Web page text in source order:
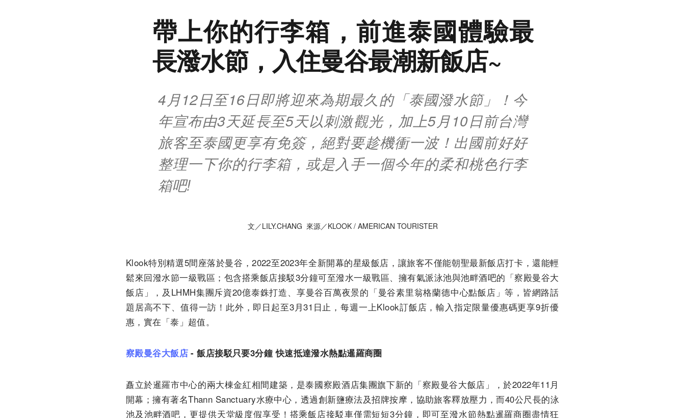
帶上你的行李箱，前進泰國體驗最
長潑水節，入住曼谷最潮新飯店~
4月12日至16日即將迎來為期最久的「泰國潑水節」！今
年宣布由3天延長至5天以刺激觀光，加上5月10日前台灣
旅客至泰國更享有免簽，絕對要趁機衝一波！出國前好好
整理一下你的行李箱，或是入手一個今年的柔和桃色行李
箱吧!
文／LILY.CHANG 來源／KLOOK / AMERICAN TOURISTER
Klook特別精選5間座落於曼谷，2022至2023年全新開幕的星級飯店，讓旅客不僅能朝聖最新飯店打卡，還能輕
鬆來回潑水節一級戰區；包含搭乘飯店接駁3分鐘可至潑水一級戰區、擁有氣派泳池與池畔酒吧的「察殿曼谷大
飯店」，及LHMH集團斥資20億泰銖打造、享曼谷百萬夜景的「曼谷素里翁格蘭德中心點飯店」等，皆網路話
題居高不下、 值得一訪！此外，即日起至3月31日止，每週一上Klook訂飯 店，輸入指定限量優惠碼更享9折優
惠，實在「泰」超值。
察殿曼谷大飯店 -飯店接駁只要3分鐘 快速抵達潑水熱點暹羅商圈
矗立於暹羅市中心的兩大棟金紅相間建築， 是泰國察殿酒店集團旗下新的「察殿曼谷大飯店」，於2022年1 1月
開幕；擁有著名Thann Sanctuary水療中心，透過創新鹽療法及招牌按摩， 協助旅客釋放壓力，而40公尺長的泳
池及池畔酒吧，更提供天堂級度假享受！搭乘飯店接駁車僅需短短3分鐘， 即可至潑水節熱點暹羅商圈盡情狂